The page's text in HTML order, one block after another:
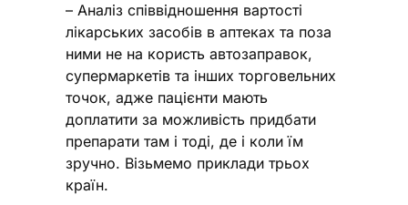
– Аналіз співвідношення вартості
лікарських засобів в аптеках та поза
ними не на користь автозаправок,
супермаркетів та інших торговельних
точок, адже пацієнти мають
доплатити за можливість придбати
препарати там і тоді, де і коли їм
зручно. Візьмемо приклади трьох
країн.